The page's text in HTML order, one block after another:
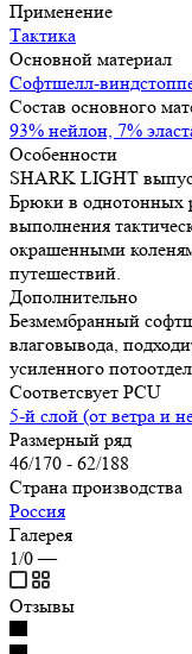
Применение
Тактика
Основной материал
Софтшелл-
Состав основного
93% нейлон, 7%
Особенности
SHARK LIGHT
Брюки в однотонных
выполнения
окрашенными
путешествий.
Дополнительно
Безмембранный
влаговывода,
усиленного
Соответсвует PCU
5-й слой (от ветра и
Размерный ряд
46/170 - 62/188
Страна производства
Россия
Галерея
1/0 —
Отзывы